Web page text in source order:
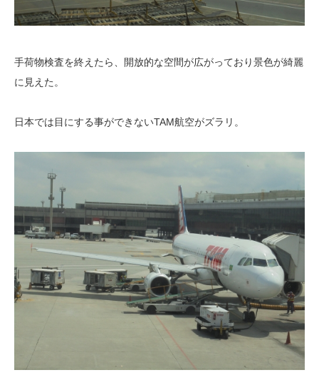
手荷物検査を終えたら、開放的な空間が広がっており景色が綺麗
に見えた。
日本では目にする事ができないTAM航空がズラリ。